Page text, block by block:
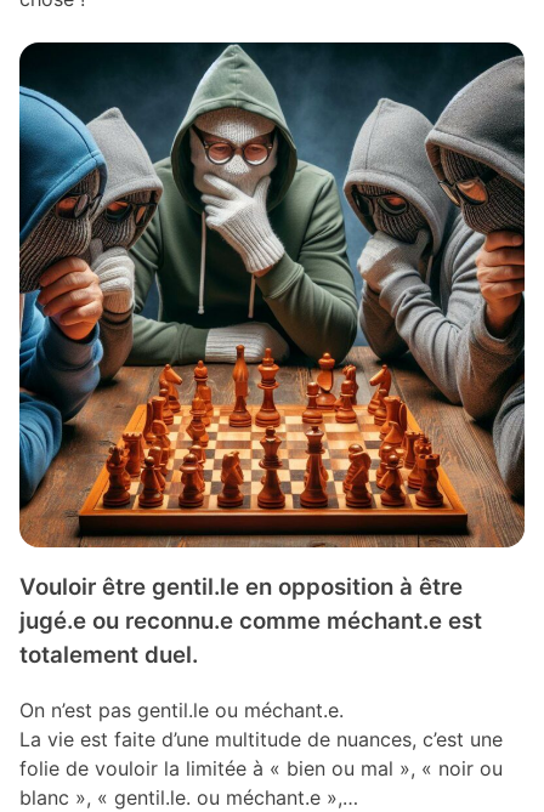
Vouloir être gentil.le en opposition à être
jugé.e ou reconnu.e comme méchant.e est
totalement duel.
On n’est pas gentil.le ou méchant.e.
La vie est faite d’une multitude de nuances, c’est une
folie de vouloir la limitée à « bien ou mal », « noir ou
blanc », « gentil.le. ou méchant.e »,…